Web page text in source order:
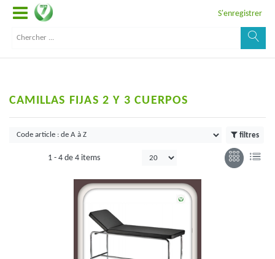
S'enregistrer
CAMILLAS FIJAS 2 Y 3 CUERPOS
filtres
1 - 4 de 4 items